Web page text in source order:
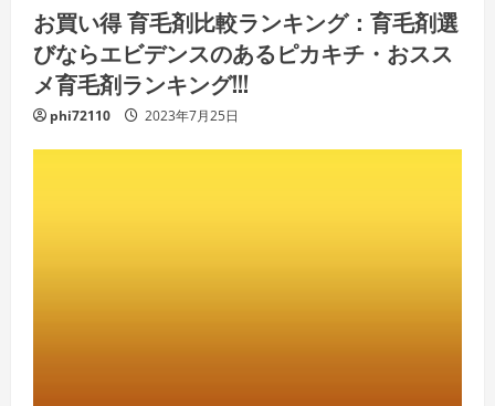
お買い得 育毛剤比較ランキング：育毛剤選
びならエビデンスのあるピカキチ・おスス
メ育毛剤ランキング!!!
phi72110 2023年7月25日